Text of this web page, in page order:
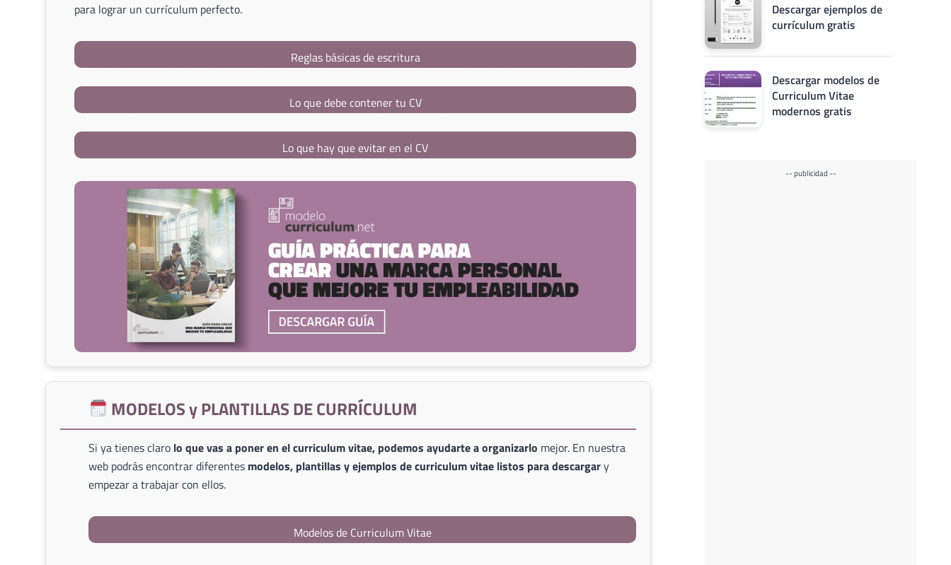
para lograr un currículum perfecto.
Reglas básicas de escritura
Lo que debe contener tu CV
Lo que hay que evitar en el CV
MODELOS y PLANTILLAS DE CURRÍCULUM
Si ya tienes claro lo que vas a poner en el curriculum vitae, podemos ayudarte a organizarlo mejor. En nuestra
web podrás encontrar diferentes modelos, plantillas y ejemplos de curriculum vitae listos para descargary
empezar a trabajar con ellos.
Modelos de Curriculum Vitae
Descargar ejemplos de
currículum gratis
Descargar modelos de
Curriculum Vitae
modernos gratis
-- publicidad --